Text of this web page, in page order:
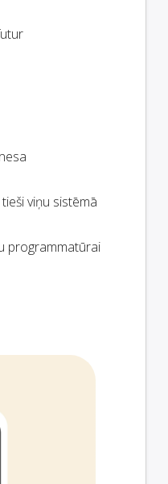
viņu sistēmā
programmatūrai